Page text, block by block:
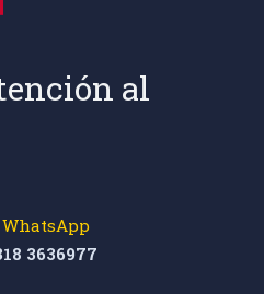
al
3636977